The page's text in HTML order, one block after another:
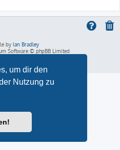
um dir den
Nutzung zu
by Ian Bradley
Software © phpBB Limited